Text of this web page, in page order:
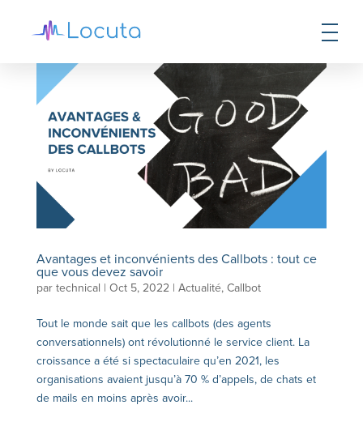
Avantages et inconvénients des Callbots : tout ce
que vous devez savoir
par technical | Oct 5, 2022| Actualité, Callbot
Tout le monde sait que les callbots (des agents
conversationnels) ont révolutionné le service client. La
croissance a été si spectaculaire qu’en 2021, les
organisations avaient jusqu’à 70 % d’appels, de chats et
de mails en moins après avoir...